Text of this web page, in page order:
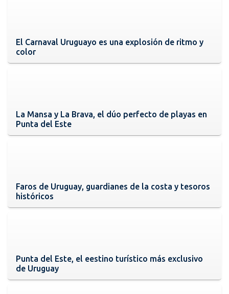
El Carnaval Uruguayo es una explosión de ritmo y
color
La Mansa y La Brava, el dúo perfecto de playas en
Punta del Este
Faros de Uruguay, guardianes de la costa y tesoros
históricos
Punta del Este, el eestino turístico más exclusivo
de Uruguay